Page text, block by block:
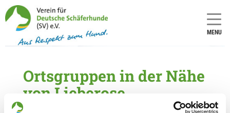
MENU
Ortsgruppen in der Nähe
von Lieberose
5 Ortsgruppen im Umkreis von 30 km gefunden